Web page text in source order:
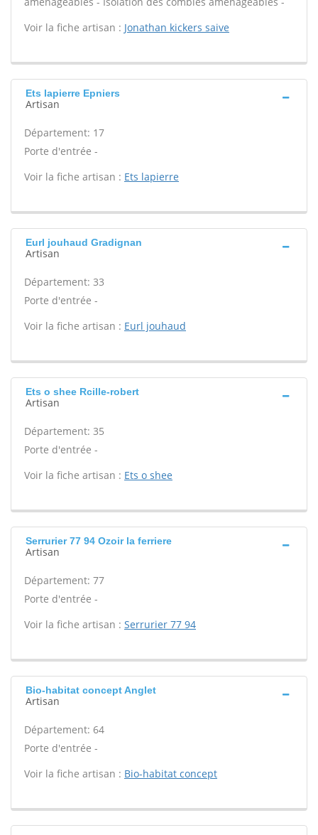
Voir la fiche artisan : Jonathan kickers saive
Ets lapierre Epniers
Artisan
Département: 17
Porte d'entrée -
Voir la fiche artisan : Ets lapierre
Eurl jouhaud Gradignan
Artisan
Département: 33
Porte d'entrée -
Voir la fiche artisan : Eurl jouhaud
Ets o shee Rcille-robert
Artisan
Département: 35
Porte d'entrée -
Voir la fiche artisan : Ets o shee
Serrurier 77 94 Ozoir la ferriere
Artisan
Département: 77
Porte d'entrée -
Voir la fiche artisan : Serrurier 77 94
Bio-habitat concept Anglet
Artisan
Département: 64
Porte d'entrée -
Voir la fiche artisan : Bio-habitat concept